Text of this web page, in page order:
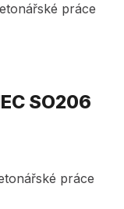
práce
SO206
práce